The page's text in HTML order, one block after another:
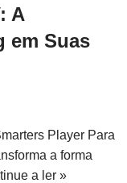
A
em Suas
Player Para
a forma
a ler »